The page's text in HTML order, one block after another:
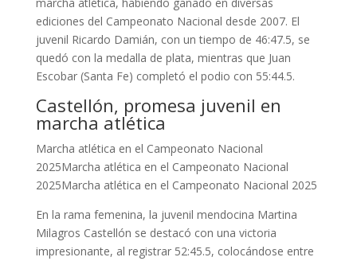
ediciones del Campeonato Nacional desde 2007. El
juvenil Ricardo Damián, con un tiempo de 46:47.5, se
quedó con la medalla de plata, mientras que Juan
Escobar (Santa Fe) completó el podio con 55:44.5.
Castellón, promesa juvenil en
marcha atlética
Marcha atlética en el Campeonato Nacional
2025Marcha atlética en el Campeonato Nacional
2025Marcha atlética en el Campeonato Nacional 2025
En la rama femenina, la juvenil mendocina Martina
Milagros Castellón se destacó con una victoria
impresionante, al registrar 52:45.5, colocándose entre